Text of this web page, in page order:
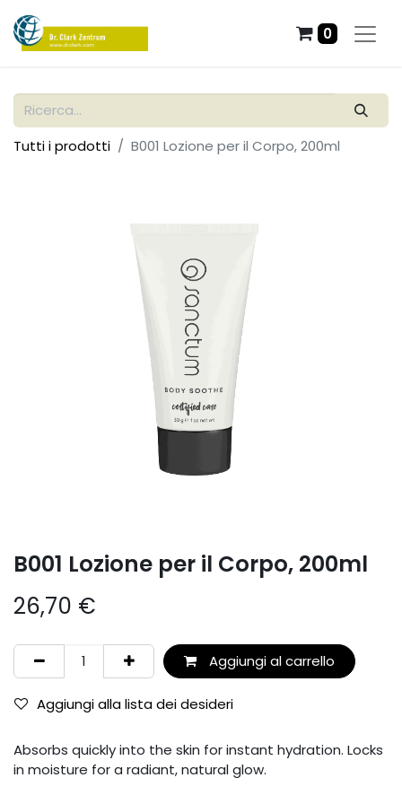
0
Tutti i prodotti B001 Lozione per il Corpo, 200ml
B001 Lozione per il Corpo, 200ml
26,70 €
Aggiungi al carrello
Aggiungi alla lista dei desideri
Absorbs quickly into the skin for instant hydration. Locks
in moisture for a radiant, natural glow.